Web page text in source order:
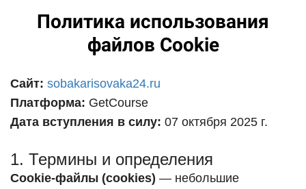
Политика использования
файлов Cookie
Сайт: sobakarisovaka24.ru
Платформа: GetCourse
Дата вступления в силу: 07 октября 2025 г.
1. Термины и определения
Cookie-файлы (cookies) — небольшие